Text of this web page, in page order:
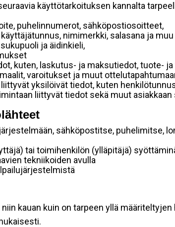
käyttötarkoituksen kannalta
puhelinnumerot, sähköpostiosoitteet,
nimimerkki, salasana ja
ja äidinkieli,
kuten, laskutus- ja maksutiedot, tuote-
varoitukset ja muut
yksilöivät tiedot, kuten
liittyvät tiedot sekä muut
sähköpostitse, puhelimitse,
tai toimihenkilön (ylläpitäjä)
tekniikoiden avulla
kauan kuin on tarpeen yllä